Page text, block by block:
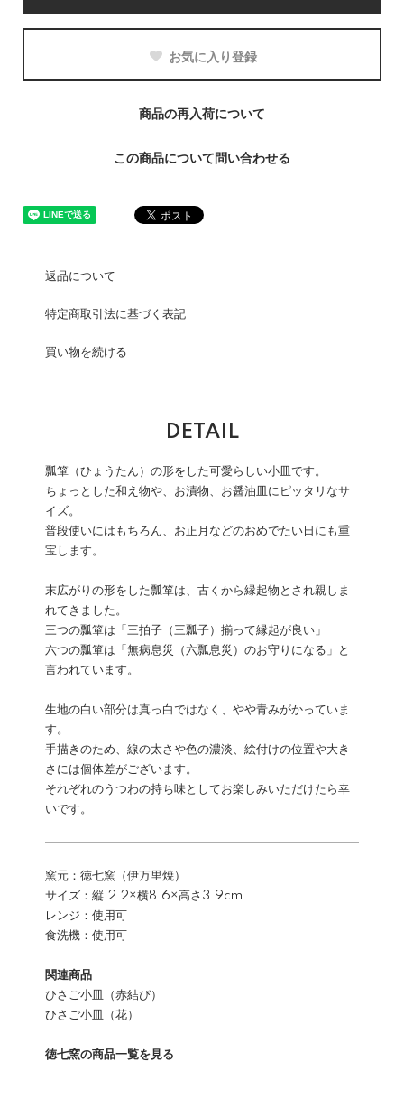
お気に入り登録
商品の再入荷について
この商品について問い合わせる
返品について
特定商取引法に基づく表記
買い物を続ける
DETAIL
瓢箪（ひょうたん）の形をした可愛らしい小皿です。
ちょっとした和え物や、お漬物、お醤油皿にピッタリなサ
イズ。
普段使いにはもちろん、お正月などのおめでたい日にも重
宝します。
末広がりの形をした瓢箪は、古くから縁起物とされ親しま
れてきました。
三つの瓢箪は「三拍子（三瓢子）揃って縁起が良い」
六つの瓢箪は「無病息災（六瓢息災）のお守りになる」と
言われています。
生地の白い部分は真っ白ではなく、やや青みがかっていま
す。
手描きのため、線の太さや色の濃淡、絵付けの位置や大き
さには個体差がございます。
それぞれのうつわの持ち味としてお楽しみいただけたら幸
いです。
窯元：徳七窯（伊万里焼）
サイズ：縦12.2×横8.6×高さ3.9cm
レンジ：使用可
食洗機：使用可
関連商品
ひさご小皿（赤結び）
ひさご小皿（花）
徳七窯の商品一覧を見る